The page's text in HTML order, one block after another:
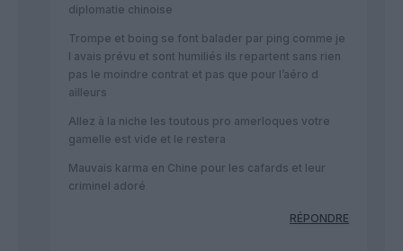
diplomatie chinoise
Trompe et boing se font balader par ping comme je
l avais prévu et sont humiliés ils repartent sans rien
pas le moindre contrat et pas que pour l’aéro d
ailleurs
Allez à la niche les toutous pro amerloques votre
gamelle est vide et le restera
Mauvais karma en Chine pour les cafards et leur
criminel adoré
RÉPONDRE